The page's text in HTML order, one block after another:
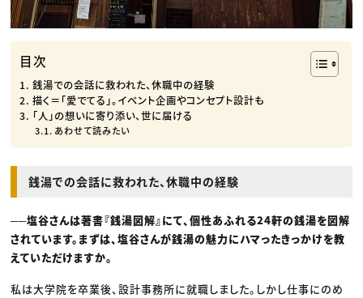
目次
銭湯での会話に救われた、休職中の経験
描く＝「愛でてる」。イベント企画やコンセプト設計も
「人」の想いに寄り添い、世に届ける
あわせて読みたい
銭湯での会話に救われた、休職中の経験
──塩谷さんは著書『銭湯図解』にて、個性あふれる24軒の銭湯を図解
されています。まずは、塩谷さんが銭湯の魅力にハマったきっかけを教
えていただけますか。
私は大学院を卒業後、設計事務所に就職しました。しかし仕事にのめ